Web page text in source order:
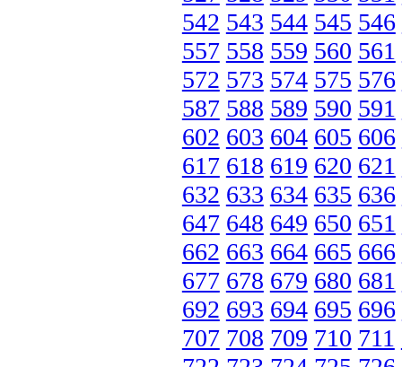
542 543 544 545 546
557 558 559 560 561
572 573 574 575 576
587 588 589 590 591
602 603 604 605 606
617 618 619 620 621
632 633 634 635 636
647 648 649 650 651
662 663 664 665 666
677 678 679 680 681
692 693 694 695 696
707 708 709 710 711